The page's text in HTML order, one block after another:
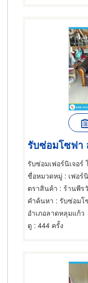
รับซ่อมโซฟา
รับซ่อมเฟอร์นิเจอ
ชื่อหมวดหมู่ : เฟอร์
ตราสินค้า : ร้านพีร
คำค้นหา : รับซ่อมโ
อำเภอลาดหลุมแก้ว
ดู : 444 ครั้ง